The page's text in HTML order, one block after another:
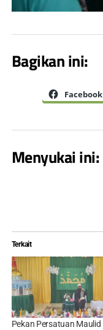
Bagikan ini:
Facebook
Menyukai ini:
Terkait
Pekan Persatuan Maulid